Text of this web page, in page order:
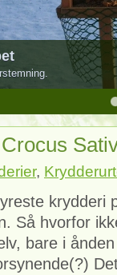
,
krydderi
Så hvorfor
bare i